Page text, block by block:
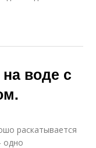
воде с
раскатывается
одно